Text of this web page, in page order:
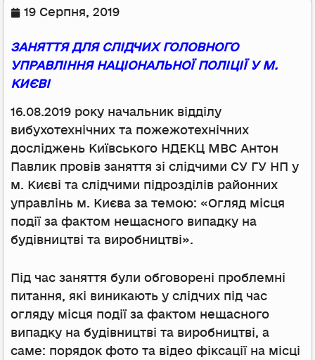
19 Серпня, 2019
ЗАНЯТТЯ ДЛЯ СЛІДЧИХ ГОЛОВНОГО
УПРАВЛІННЯ НАЦІОНАЛЬНОЇ ПОЛІЦІЇ У М.
КИЄВІ
16.08.2019 року начальник відділу
вибухотехнічних та пожежотехнічних
досліджень Київського НДЕКЦ МВС Антон
Павлик провів заняття зі слідчими СУ ГУ НП у
м. Києві та слідчими підрозділів районних
управлінь м. Києва за темою: «Огляд місця
події за фактом нещасного випадку на
будівництві та виробництві».
Під час заняття були обговорені проблемні
питання, які виникають у слідчих під час
огляду місця події за фактом нещасного
випадку на будівництві та виробництві, а
саме: порядок фото та відео фіксації на місці